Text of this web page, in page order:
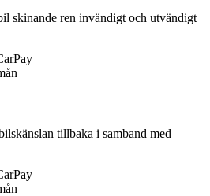
skinande ren invändigt och utvändigt
tillbaka i samband med